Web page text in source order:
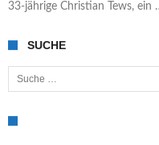
33-jährige Christian Tews, ein
SUCHE
Suche nach: